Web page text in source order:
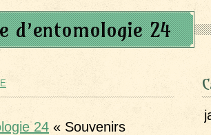
d’entomologie 24
24 « Souvenirs